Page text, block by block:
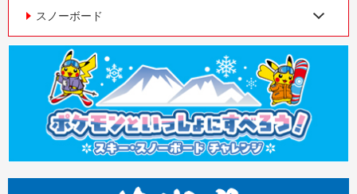
スノーボード